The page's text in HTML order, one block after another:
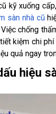
kỹ xuống
sàn nhà cũ
chống
kiệm chi
quả ngay
hiệu